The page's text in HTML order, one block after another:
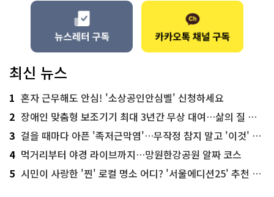
최신 뉴스
1 혼자 근무해도 안심! '소상공인안심벨' 신청하세요
2 장애인 맞춤형 보조기기 최대 3년간 무상 대여…삶의 질 높인다
3 걸을 때마다 아픈 '족저근막염'…무작정 참지 말고 '이것' 해보세요!
4 먹거리부터 야경 라이브까지…망원한강공원 알짜 코스
5 시민이 사랑한 '찐' 로컬 명소 어디? '서울에디션25' 추천 코스